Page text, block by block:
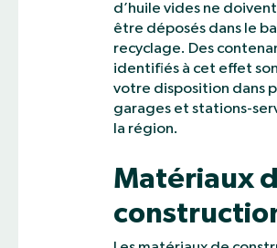
d’huile vides ne
être déposés dans le
recyclage. Des
identifiés à cet effet
votre disposition dans
garages et stations-
la région.
Matériaux